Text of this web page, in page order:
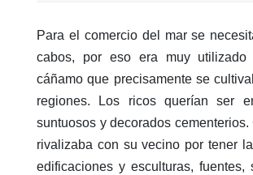
Para el comercio del mar se
cabos, por eso era muy
cáñamo que precisamente se
regiones. Los ricos querían ser
suntuosos y decorados
rivalizaba con su vecino por tener
edificaciones y esculturas, fuentes,